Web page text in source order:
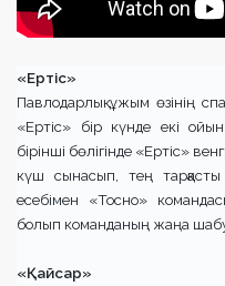
«Ертіс»
Павлодарлық ұжым өзінің
«Ертіс» бір күнде екі
бірінші бөлігінде «Ертіс»
күш сынасып, тең
есебімен «Тосно»
болып команданың жаңа
«Қайсар»